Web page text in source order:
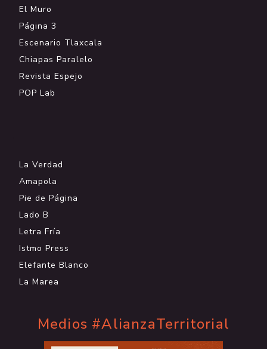
El Muro
Página 3
Escenario Tlaxcala
Chiapas Paralelo
Revista Espejo
POP Lab
La Verdad
Amapola
Pie de Página
Lado B
Letra Fría
Istmo Press
Elefante Blanco
La Marea
Medios #AlianzaTerritorial